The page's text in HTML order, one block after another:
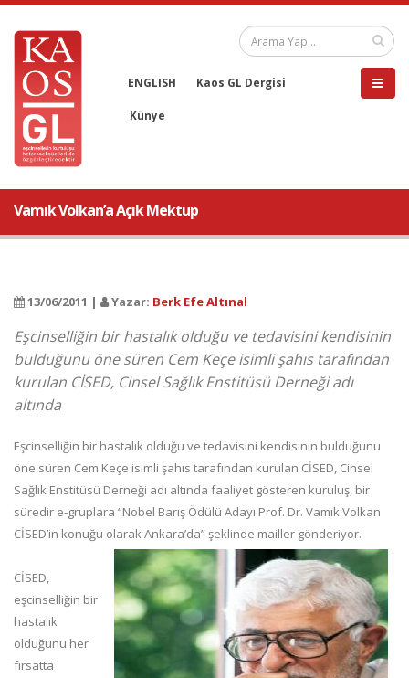
ENGLISH Kaos GL Dergisi
Künye
Vamık Volkan’a Açık Mektup
13/06/2011 | Yazar: Berk Efe Altınal
Eşcinselliğin bir hastalık olduğu ve tedavisini kendisinin
bulduğunu öne süren Cem Keçe isimli şahıs tarafından
kurulan CİSED, Cinsel Sağlık Enstitüsü Derneği adı
altında
Eşcinselliğin bir hastalık olduğu ve tedavisini kendisinin bulduğunu
öne süren Cem Keçe isimli şahıs tarafından kurulan CİSED, Cinsel
Sağlık Enstitüsü Derneği adı altında faaliyet gösteren kuruluş, bir
süredir e-gruplara “Nobel Barış Ödülü Adayı Prof. Dr. Vamık Volkan
CİSED’in konuğu olarak Ankara’da” şeklinde mailler gönderiyor.
CİSED,
eşcinselliğin bir
hastalık
olduğunu her
fırsatta